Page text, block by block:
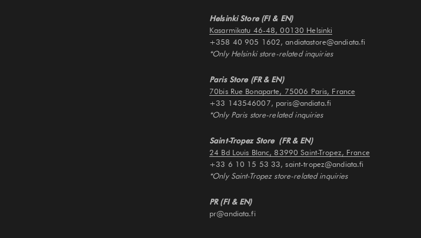
Helsinki Store (FI & EN)
Kasarmikatu 46-48, 00130 Helsinki
+358 40 905 1602, andiatastore@andiata.fi
*Only Helsinki store-related inquiries
Paris Store (FR & EN)
70bis Rue Bonaparte, 75006 Paris, France
+33 143546007, paris@andiata.fi
*Only Paris store-related inquiries
Saint-Tropez Store (FR & EN)
24 Bd Louis Blanc, 83990 Saint-Tropez, France
+33 6 10 15 53 33, saint-tropez@andiata.fi
*Only Saint-Tropez store-related inquiries
PR (FI & EN)
pr@andiata.fi